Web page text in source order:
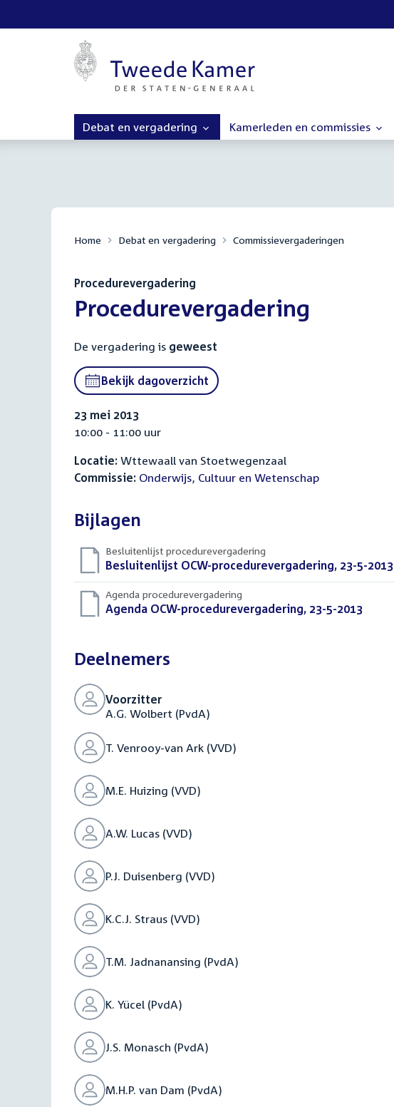
Debat en vergadering Kamerleden en commissies
Home Debat en vergadering Commissievergaderingen
Procedurevergadering
:Procedurevergadering
De vergadering is geweest
Bekijk dagoverzicht
23 mei 2013
10:00 - 11:00 uur
Locatie: Wttewaall van Stoetwegenzaal
Commissie: Onderwijs, Cultuur en Wetenschap
Bijlagen
Besluitenlijst procedurevergadering
Download
bestand:
Besluitenlijst OCW-procedurevergadering, 23-5-2013
Agenda procedurevergadering
Download
Agenda OCW-procedurevergadering, 23-5-2013
Deelnemers
Voorzitter
A.G. Wolbert (PvdA)
T. Venrooy-van Ark (VVD)
M.E. Huizing (VVD)
A.W. Lucas (VVD)
P.J. Duisenberg (VVD)
K.C.J. Straus (VVD)
T.M. Jadnanansing (PvdA)
K. Yücel (PvdA)
J.S. Monasch (PvdA)
M.H.P. van Dam (PvdA)